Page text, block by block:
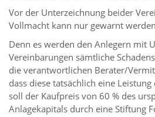
Vor der Unterzeichnung beider
Vollmacht kann nur gewarnt
Denn es werden den Anlegern mit
Vereinbarungen sämtliche
die verantwortlichen Berater/
dass diese tatsächlich eine
soll der Kaufpreis von 60 % des
Anlagekapitals durch eine Stiftung